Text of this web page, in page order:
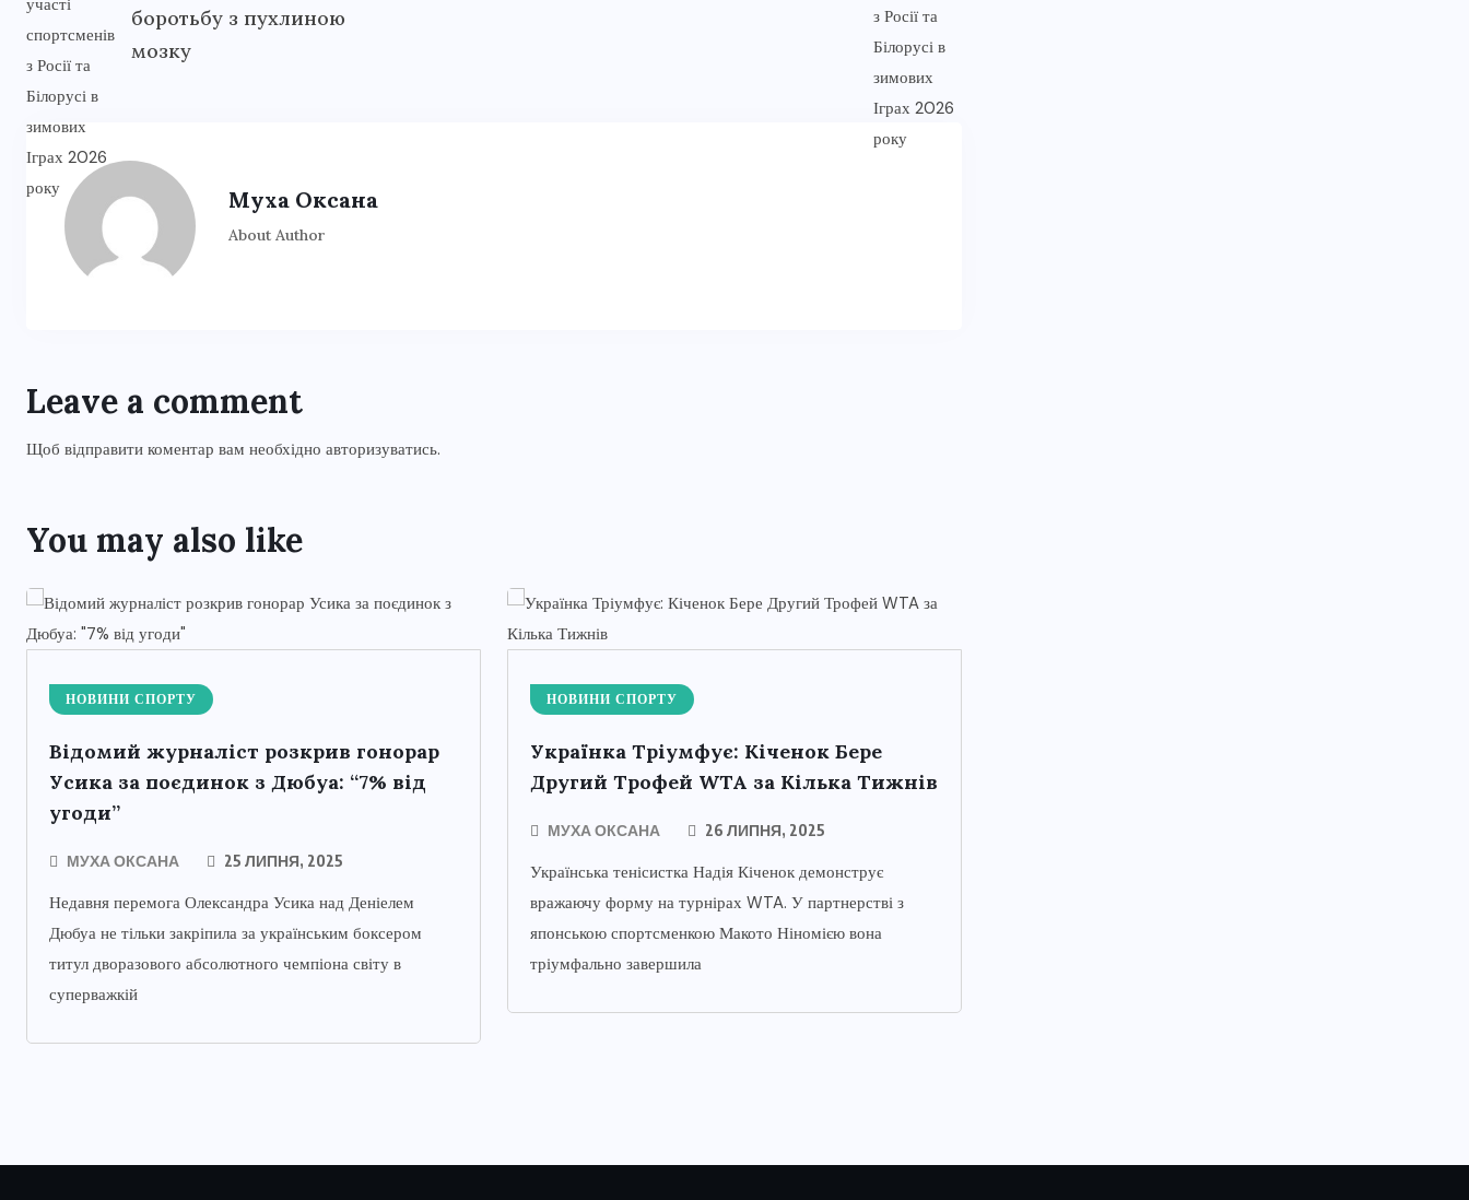
боротьбу з пухлиною
мозку
Муха Оксана
About Author
Leave a comment
Щоб відправити коментар вам необхідно авторизуватись.
You may also like
НОВИНИ СПОРТУ
Відомий журналіст розкрив гонорар
Усика за поєдинок з Дюбуа: “7% від
угоди”
МУХА ОКСАНА 25 ЛИПНЯ, 2025
Недавня перемога Олександра Усика над Деніелем
Дюбуа не тільки закріпила за українським боксером
титул дворазового абсолютного чемпіона світу в
суперважкій
НОВИНИ СПОРТУ
Українка Тріумфує: Кіченок Бере
Другий Трофей WTA за Кілька Тижнів
МУХА ОКСАНА 26 ЛИПНЯ, 2025
Українська тенісистка Надія Кіченок демонструє
вражаючу форму на турнірах WTA. У партнерстві з
японською спортсменкою Макото Ніномією вона
тріумфально завершила